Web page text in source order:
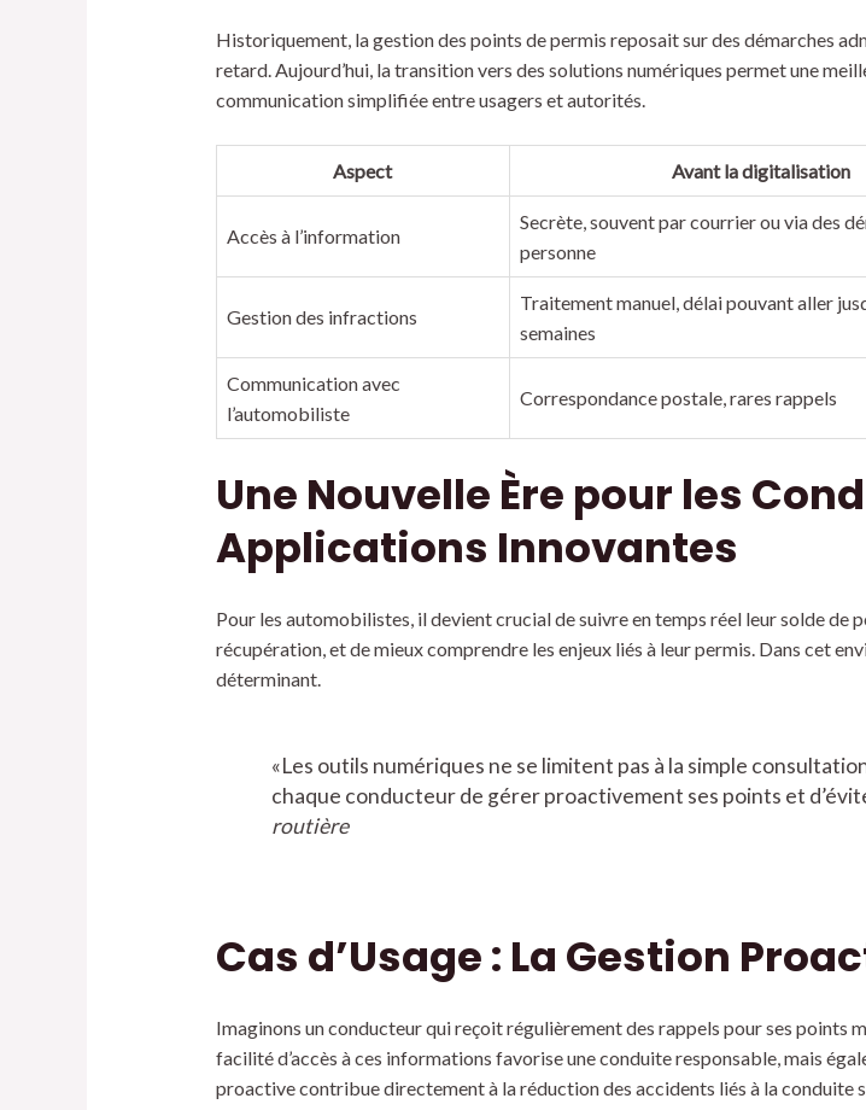
Historiquement, la gestion des points de permis reposait sur des démarches
retard. Aujourd’hui, la transition vers des solutions numériques permet une
communication simplifiée entre usagers et autorités.
Aspect Avant la digitalisation
Accès à l’information
Secrète, souvent par courrier ou via des
personne
Gestion des infractions
Traitement manuel, délai pouvant aller
semaines
Communication avec
l’automobiliste
Correspondance postale, rares rappels
Une Nouvelle Ère pour les
Applications Innovantes
Pour les automobilistes, il devient crucial de suivre en temps réel leur solde de
récupération, et de mieux comprendre les enjeux liés à leur permis. Dans cet
déterminant.
«Les outils numériques ne se limitent pas à la simple
chaque conducteur de gérer proactivement ses points et
routière
Cas d’Usage : La Gestion
Imaginons un conducteur qui reçoit régulièrement des rappels pour ses points
facilité d’accès à ces informations favorise une conduite responsable, mais
proactive contribue directement à la réduction des accidents liés à la conduite